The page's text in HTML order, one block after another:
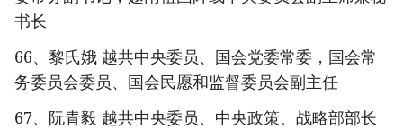
书长
66、黎氏娥 越共中央委员、国会党委常委，国会常
务委员会委员、国会民愿和监督委员会副主任
67、阮青毅 越共中央委员、中央政策、战略部部长